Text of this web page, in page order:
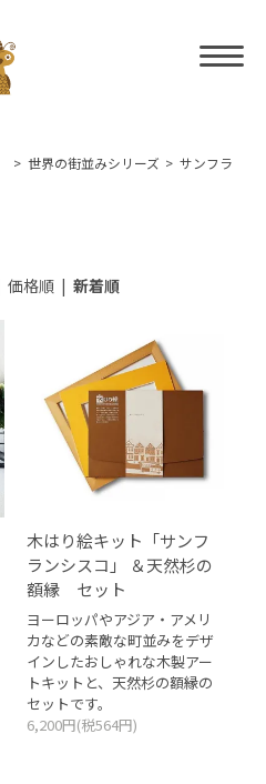
> 世界の街並みシリーズ > サンフラ
価格順| 新着順
木はり絵キット「サンフ
ランシスコ」 ＆天然杉の
額縁 セット
ヨーロッパやアジア・アメリ
カなどの素敵な町並みをデザ
インしたおしゃれな木製アー
トキットと、天然杉の額縁の
セットです。
6,200円(税564円)